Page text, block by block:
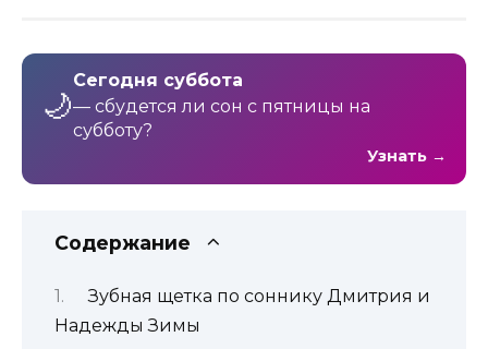
🌙
Сегодня суббота
— сбудется ли сон с пятницы на
субботу?
Узнать →
Содержание
Зубная щетка по соннику Дмитрия и
Надежды Зимы